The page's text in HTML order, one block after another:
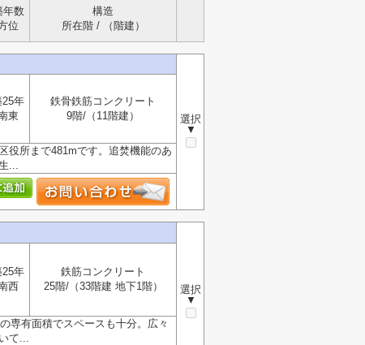
年数
位
構造
所在階 / （階建）
選択
▼
25年
東
鉄骨鉄筋コンクリート
9階/（11階建）
役所まで481mです。追焚機能のあ
...
選択
▼
25年
西
鉄筋コンクリート
25階/（33階建 地下1階）
専有面積でスペースも十分。広々
て...